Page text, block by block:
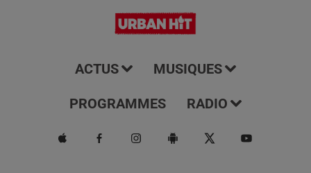
ACTUS MUSIQUES
PROGRAMMES RADIO